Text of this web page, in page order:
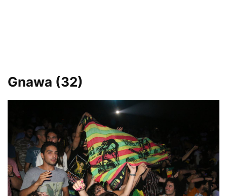
Gnawa (32)